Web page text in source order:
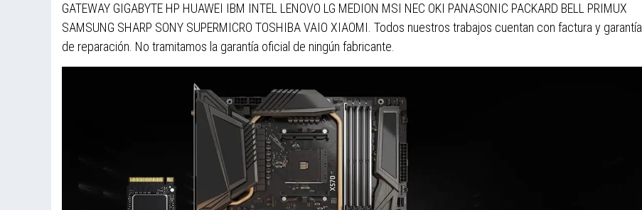
GATEWAY GIGABYTE HP HUAWEI IBM INTEL LENOVO LG MEDION MSI NEC OKI PANASONIC PACKARD BELL PRIMUX
SAMSUNG SHARP SONY SUPERMICRO TOSHIBA VAIO XIAOMI. Todos nuestros trabajos cuentan con factura y garantía
de reparación. No tramitamos la garantía oficial de ningún fabricante.